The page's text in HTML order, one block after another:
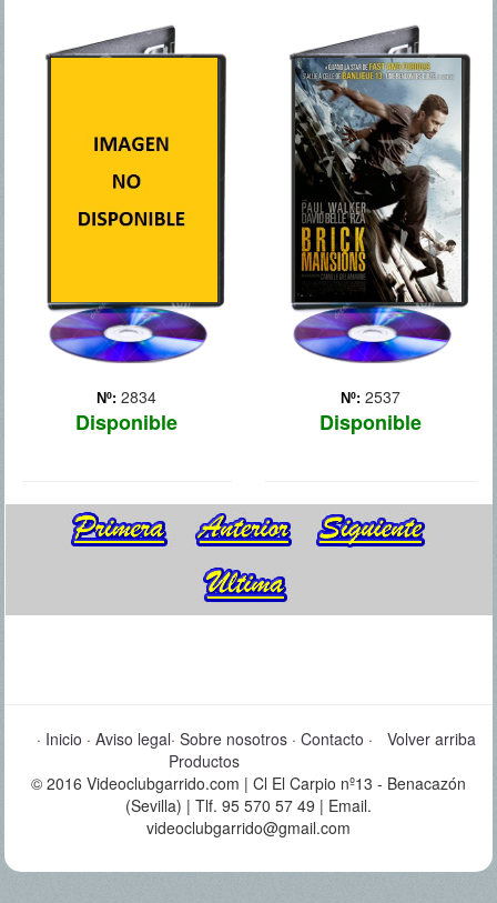
Nº: 2834
Disponible
que varios agentes
norteamericanos y chinos,
liberado, se unen para
detener a un misterioso
cuando los gobiernos de ...
Nº: 2537
Disponible
BRICK
MANSIONS
En un Detroit distópico, las
antiguas mansiones de
ladrillo ahora dan cobijo a
algunos de los
delincuentes más
peligrosos de la ciudad. En
un intento desesperado por
proteger el resto de la ...
Más
Volver arriba
· Inicio · Aviso legal· Sobre nosotros· Contacto ·
Productos
© 2016 Videoclubgarrido.com | Cl El Carpio nº13 - Benacazón
(Sevilla) | Tlf. 95 570 57 49 | Email.
videoclubgarrido@gmail.com